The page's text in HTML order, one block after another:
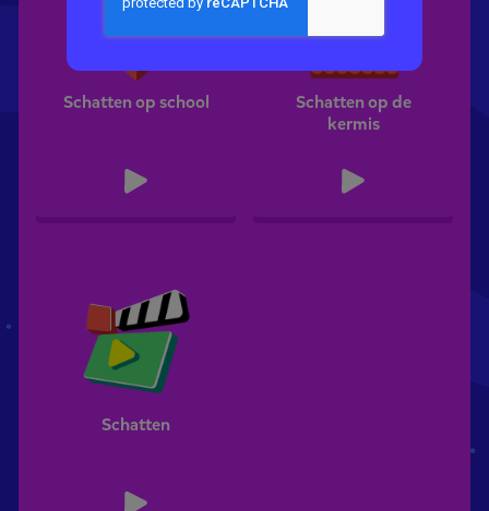
Schatten op school
Schatten op de
kermis
Schatten